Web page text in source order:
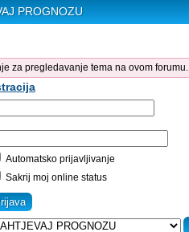
PROGNOZU
za pregledavanje tema na ovom forumu.
Automatsko prijavljivanje
Sakrij moj online status